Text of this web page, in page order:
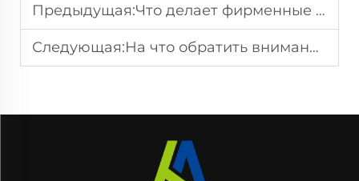
Предыдущая:Что делает фирменные сумки-шопперы Aite популярными среди клиентов по всему миру
Следующая:На что обратить внимание при заказе индивидуальных сумок-шопперов оптом